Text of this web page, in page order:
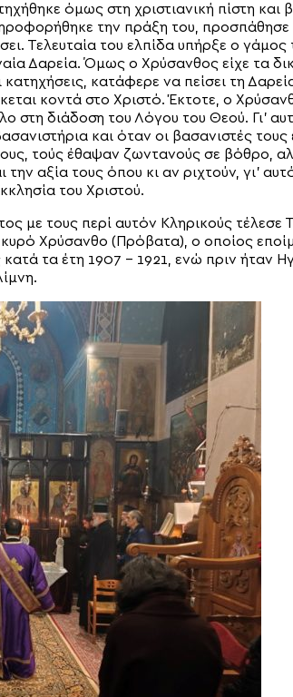
όμως στη χριστιανική πίστη και
την πράξη του, προσπάθησε
Τελευταία του ελπίδα υπήρξε ο γάμος
Δαρεία. Όμως ο Χρύσανθος είχε τα
κατάφερε να πείσει τη
κοντά στο Χριστό. Έκτοτε, ο
στη διάδοση του Λόγου του Θεού. Γι’
και όταν οι βασανιστές τους
τούς έθαψαν ζωντανούς σε βόθρο,
αξία τους όπου κι αν ριχτούν, γι’
του Χριστού.
με τους περί αυτόν Κληρικούς τέλεσε
Χρύσανθο (Πρόβατα), ο οποίος
τα έτη 1907 – 1921, ενώ πριν ήταν